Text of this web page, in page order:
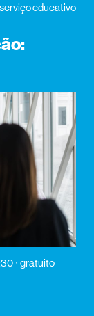
serviço educativo
gratuito